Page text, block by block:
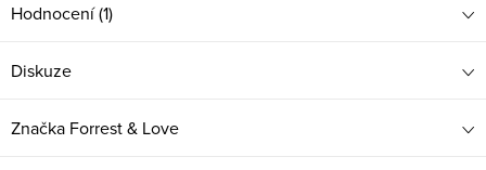
Hodnocení (1)
Diskuze
Značka Forrest & Love